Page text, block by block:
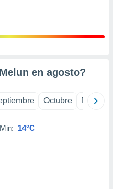
en agosto?
Octubre
Min: 14°C